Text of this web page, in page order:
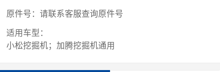
原件号：请联系客服查询原件号
适用车型：
小松挖掘机；加腾挖掘机通用